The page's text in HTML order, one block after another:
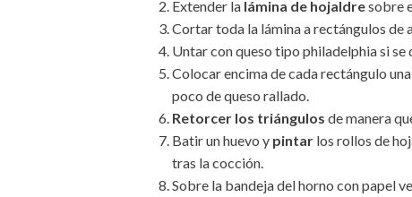
Extender la lámina de hojaldresobre
Cortar toda la lámina a rectángulos de
Untar con queso tipo philadelphia si se
Colocar encima de cada rectángulo una
poco de queso rallado.
Retorcer los triángulos de manera
Batir un huevo y pintar los rollos de
tras la cocción.
Sobre la bandeja del horno con papel